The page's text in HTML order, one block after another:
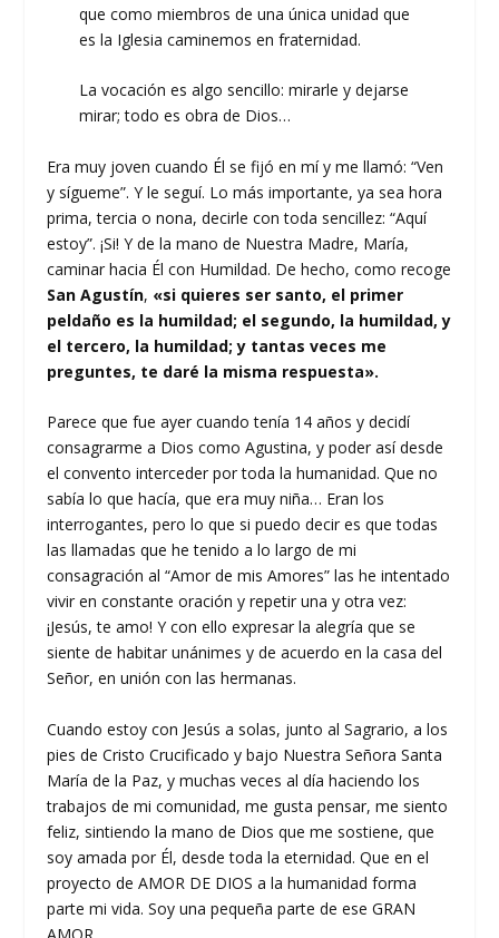
que como miembros de una única unidad que
es la Iglesia caminemos en fraternidad.
La vocación es algo sencillo: mirarle y dejarse
mirar; todo es obra de Dios…
Era muy joven cuando Él se fijó en mí y me llamó: “Ven
y sígueme”. Y le seguí. Lo más importante, ya sea hora
prima, tercia o nona, decirle con toda sencillez: “Aquí
estoy”. ¡Si! Y de la mano de Nuestra Madre, María,
caminar hacia Él con Humildad. De hecho, como recoge
San Agustín, «si quieres ser santo, el primer
peldaño es la humildad; el segundo, la humildad, y
el tercero, la humildad; y tantas veces me
preguntes, te daré la misma respuesta».
Parece que fue ayer cuando tenía 14 años y decidí
consagrarme a Dios como Agustina, y poder así desde
el convento interceder por toda la humanidad. Que no
sabía lo que hacía, que era muy niña… Eran los
interrogantes, pero lo que si puedo decir es que todas
las llamadas que he tenido a lo largo de mi
consagración al “Amor de mis Amores” las he intentado
vivir en constante oración y repetir una y otra vez:
¡Jesús, te amo! Y con ello expresar la alegría que se
siente de habitar unánimes y de acuerdo en la casa del
Señor, en unión con las hermanas.
Cuando estoy con Jesús a solas, junto al Sagrario, a los
pies de Cristo Crucificado y bajo Nuestra Señora Santa
María de la Paz, y muchas veces al día haciendo los
trabajos de mi comunidad, me gusta pensar, me siento
feliz, sintiendo la mano de Dios que me sostiene, que
soy amada por Él, desde toda la eternidad. Que en el
proyecto de AMOR DE DIOS a la humanidad forma
parte mi vida. Soy una pequeña parte de ese GRAN
AMOR.